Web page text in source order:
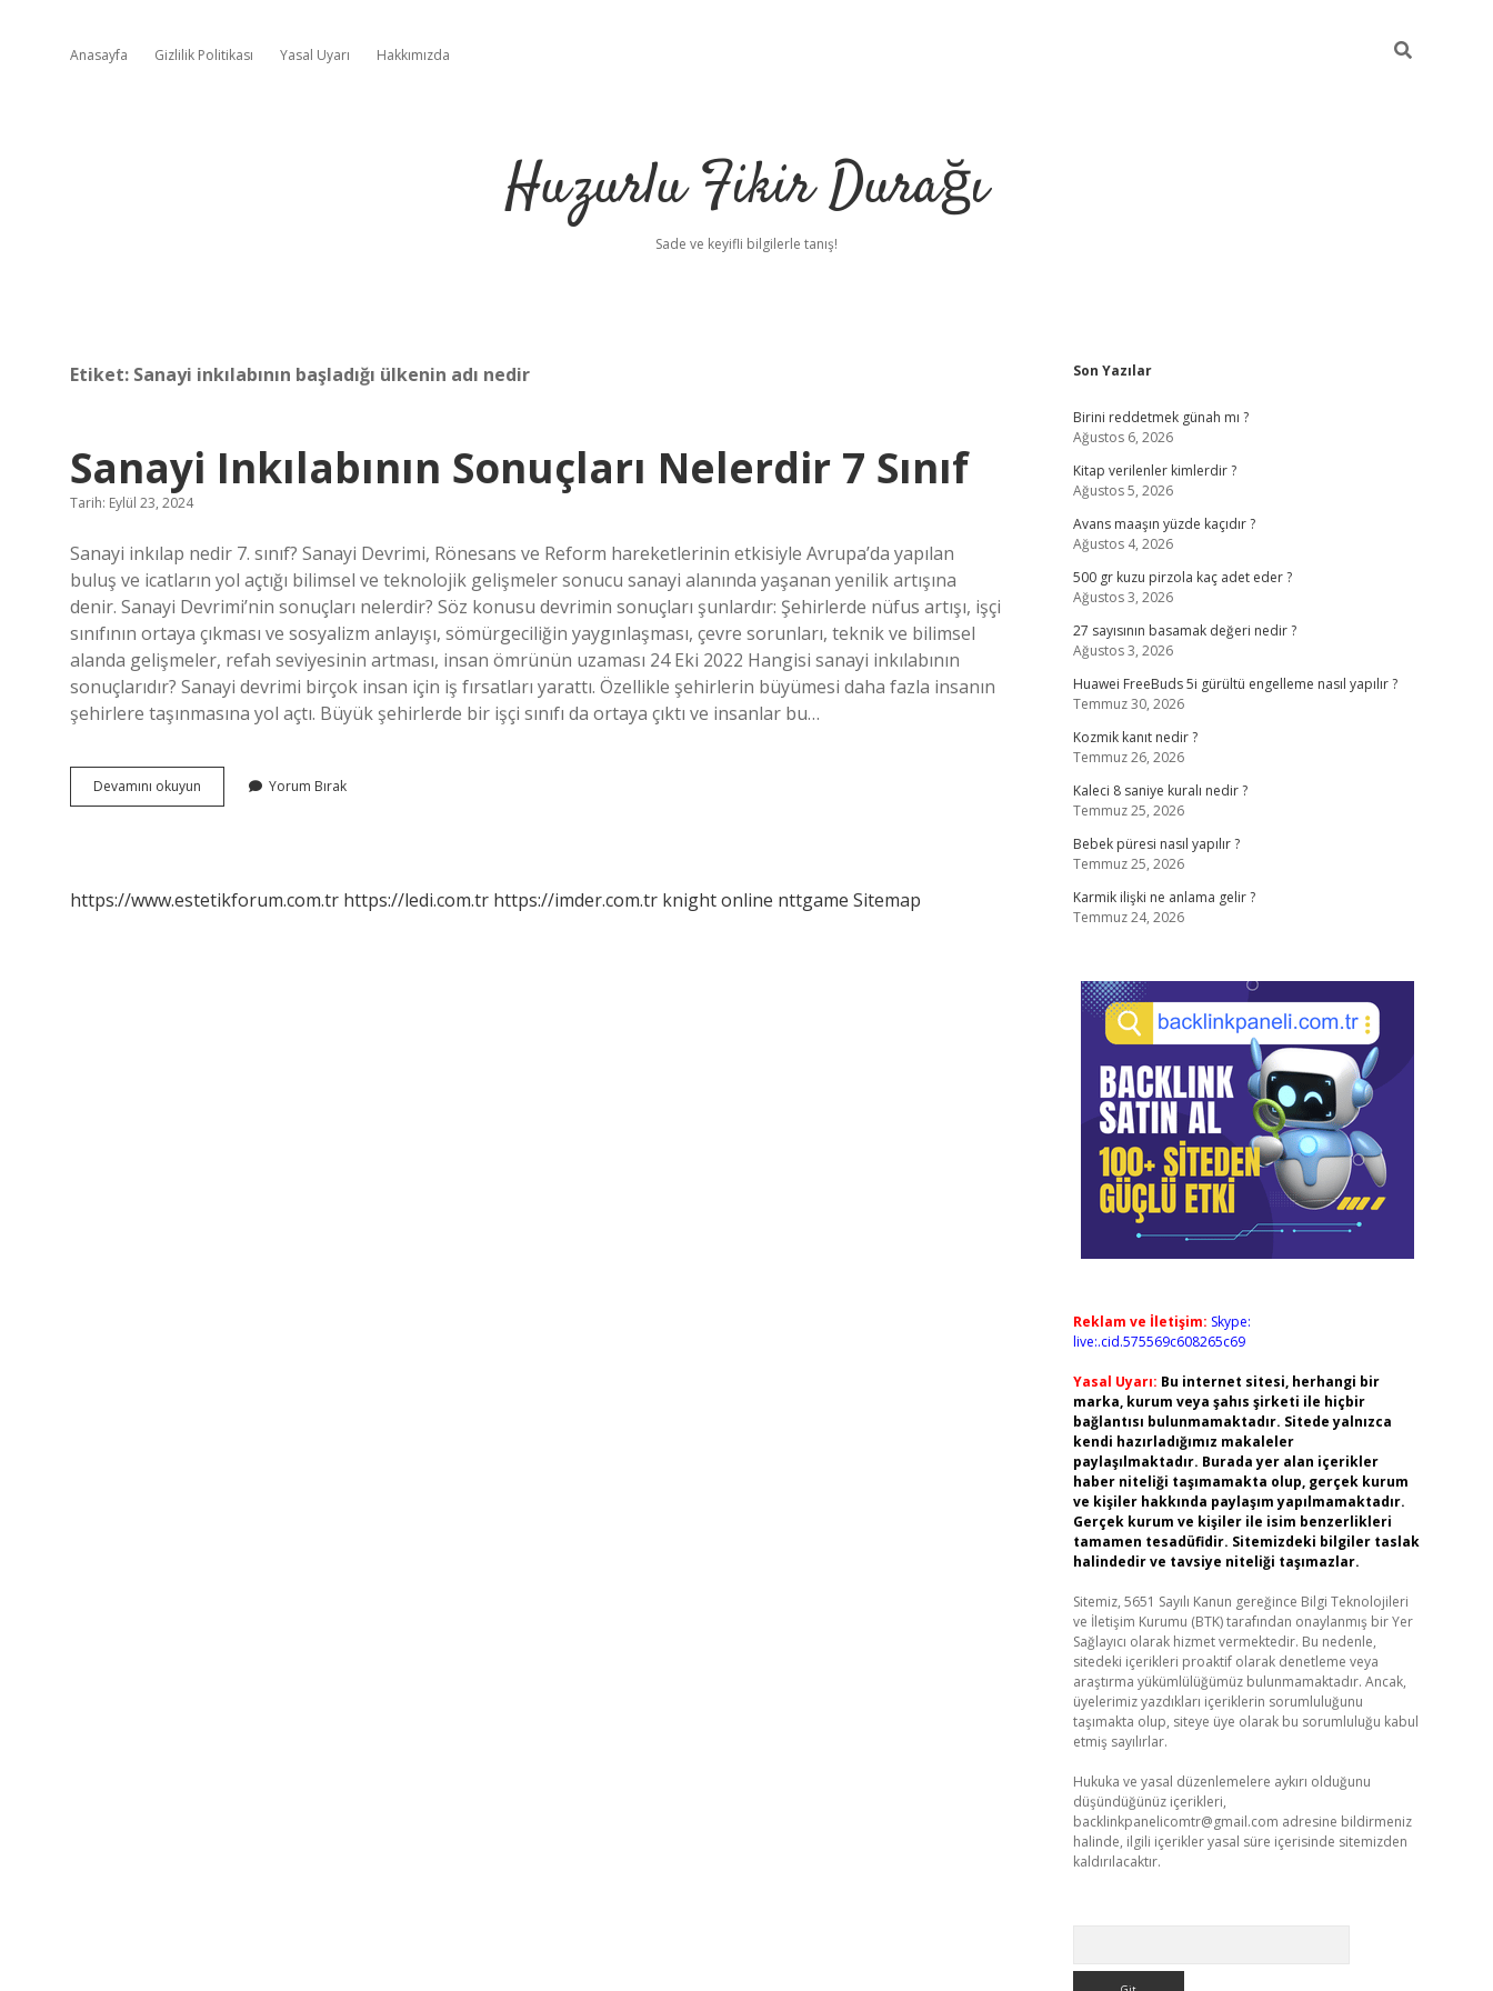
Anasayfa Gizlilik Politikası Yasal Uyarı Hakkımızda
Huzurlu Fikir Durağı
Sade ve keyifli bilgilerle tanış!
Etiket: Sanayi inkılabının başladığı ülkenin adı nedir
Sanayi Inkılabının Sonuçları Nelerdir 7 Sınıf
Tarih: Eylül 23, 2024
Sanayi inkılap nedir 7. sınıf? Sanayi Devrimi, Rönesans ve Reform hareketlerinin etkisiyle Avrupa’da yapılan
buluş ve icatların yol açtığı bilimsel ve teknolojik gelişmeler sonucu sanayi alanında yaşanan yenilik artışına
denir. Sanayi Devrimi’nin sonuçları nelerdir? Söz konusu devrimin sonuçları şunlardır: Şehirlerde nüfus artışı, işçi
sınıfının ortaya çıkması ve sosyalizm anlayışı, sömürgeciliğin yaygınlaşması, çevre sorunları, teknik ve bilimsel
alanda gelişmeler, refah seviyesinin artması, insan ömrünün uzaması 24 Eki 2022 Hangisi sanayi inkılabının
sonuçlarıdır? Sanayi devrimi birçok insan için iş fırsatları yarattı. Özellikle şehirlerin büyümesi daha fazla insanın
şehirlere taşınmasına yol açtı. Büyük şehirlerde bir işçi sınıfı da ortaya çıktı ve insanlar bu…
Devamını okuyun
Inkılabının
Yorum Bırak
https://www.estetikforum.com.tr https://ledi.com.tr https://imder.com.tr knight online nttgame Sitemap
Sidebar
Son Yazılar
Birini reddetmek günah mı ?
Ağustos 6, 2026
Kitap verilenler kimlerdir ?
Ağustos 5, 2026
Avans maaşın yüzde kaçıdır ?
Ağustos 4, 2026
500 gr kuzu pirzola kaç adet eder ?
Ağustos 3, 2026
27 sayısının basamak değeri nedir ?
Ağustos 3, 2026
Huawei FreeBuds 5i gürültü engelleme nasıl yapılır ?
Temmuz 30, 2026
Kozmik kanıt nedir ?
Temmuz 26, 2026
Kaleci 8 saniye kuralı nedir ?
Temmuz 25, 2026
Bebek püresi nasıl yapılır ?
Temmuz 25, 2026
Karmik ilişki ne anlama gelir ?
Temmuz 24, 2026
Reklam ve İletişim: Skype:
live:.cid.575569c608265c69
Yasal Uyarı: Bu internet sitesi, herhangi bir
marka, kurum veya şahıs şirketi ile hiçbir
bağlantısı bulunmamaktadır. Sitede yalnızca
kendi hazırladığımız makaleler
paylaşılmaktadır. Burada yer alan içerikler
haber niteliği taşımamakta olup, gerçek kurum
ve kişiler hakkında paylaşım yapılmamaktadır.
Gerçek kurum ve kişiler ile isim benzerlikleri
tamamen tesadüfidir. Sitemizdeki bilgiler taslak
halindedir ve tavsiye niteliği taşımazlar.
Sitemiz, 5651 Sayılı Kanun gereğince Bilgi Teknolojileri
ve İletişim Kurumu (BTK) tarafından onaylanmış bir Yer
Sağlayıcı olarak hizmet vermektedir. Bu nedenle,
sitedeki içerikleri proaktif olarak denetleme veya
araştırma yükümlülüğümüz bulunmamaktadır. Ancak,
üyelerimiz yazdıkları içeriklerin sorumluluğunu
taşımakta olup, siteye üye olarak bu sorumluluğu kabul
etmiş sayılırlar.
Hukuka ve yasal düzenlemelere aykırı olduğunu
düşündüğünüz içerikleri,
backlinkpanelicomtr@gmail.com adresine bildirmeniz
halinde, ilgili içerikler yasal süre içerisinde sitemizden
kaldırılacaktır.
ilbet giriş